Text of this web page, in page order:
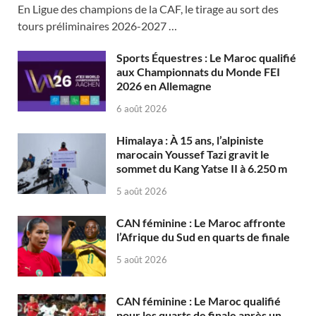
En Ligue des champions de la CAF, le tirage au sort des
tours préliminaires 2026-2027 …
Sports Équestres : Le Maroc qualifié
aux Championnats du Monde FEI
2026 en Allemagne
6 août 2026
Himalaya : À 15 ans, l’alpiniste
marocain Youssef Tazi gravit le
sommet du Kang Yatse II à 6.250 m
5 août 2026
CAN féminine : Le Maroc affronte
l’Afrique du Sud en quarts de finale
5 août 2026
CAN féminine : Le Maroc qualifié